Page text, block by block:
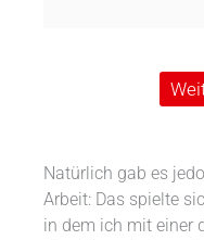
Natürlich gab es
Arbeit: Das spielte
in dem ich mit einer